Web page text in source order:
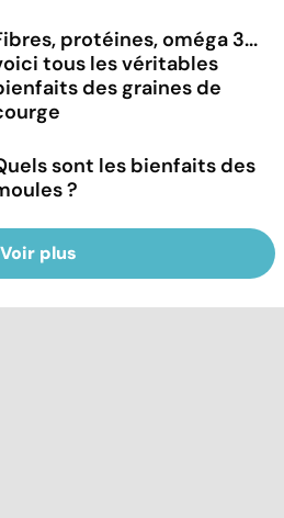
protéines, oméga 3...
tous les véritables
des graines de
sont les bienfaits des
?
Voir plus